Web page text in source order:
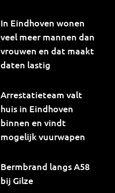
In Eindhoven wonen
veel meer mannen dan
vrouwen en dat maakt
daten lastig
Arrestatieteam valt
huis in Eindhoven
binnen en vindt
mogelijk vuurwapen
Bermbrand langs A58
bij Gilze